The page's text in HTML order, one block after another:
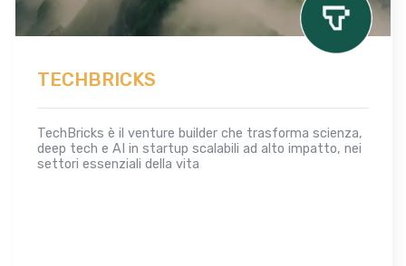
TECHBRICKS
TechBricks è il venture builder che trasforma scienza,
deep tech e AI in startup scalabili ad alto impatto, nei
settori essenziali della vita